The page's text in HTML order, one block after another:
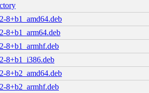
8+b1_amd64.deb
8+b1_arm64.deb
8+b1_armhf.deb
8+b1_i386.deb
8+b2_amd64.deb
8+b2_armhf.deb